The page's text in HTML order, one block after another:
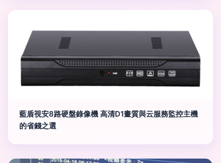
藍盾視安8路硬盤錄像機 高清D1畫質與云服務監控主機
的省錢之選